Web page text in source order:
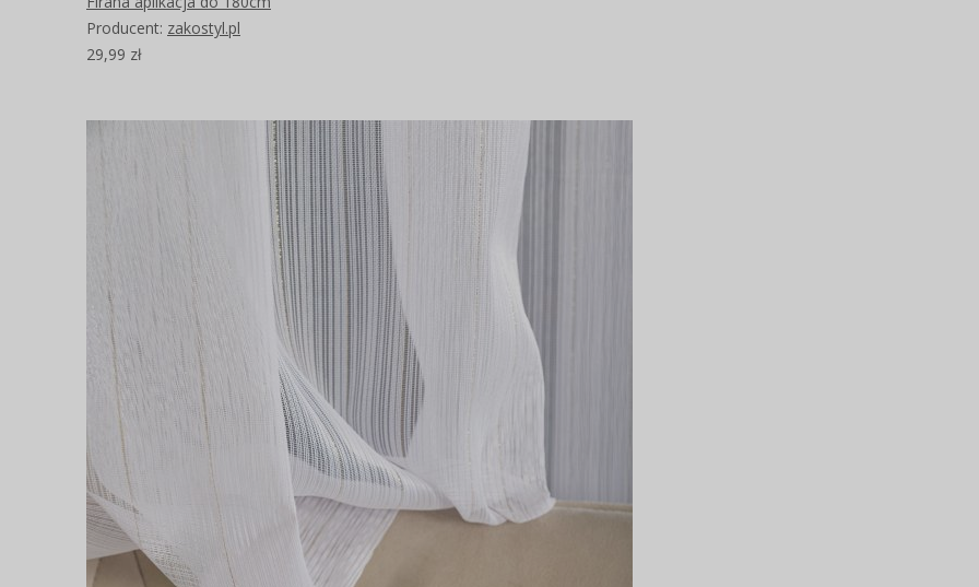
Producent: zakostyl.pl
29,99 zł